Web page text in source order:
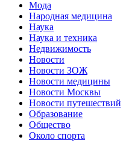
Мода
Народная медицина
Наука
Наука и техника
Недвижимость
Новости
Новости ЗОЖ
Новости медицины
Новости Москвы
Новости путешествий
Образование
Общество
Около спорта